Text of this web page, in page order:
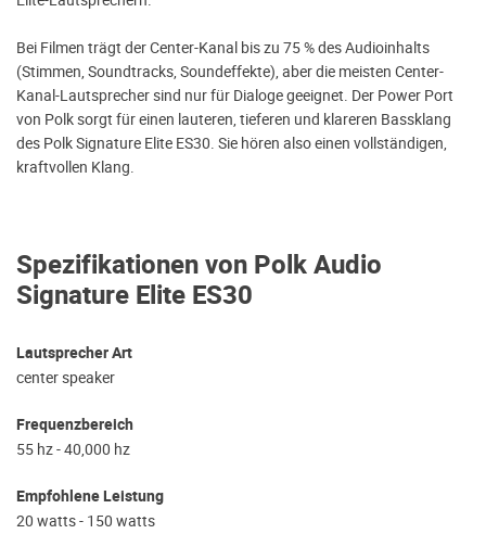
Spezifikationen von Polk Audio
Signature Elite ES30
Lautsprecher Art
center speaker
Frequenzbereich
55 hz - 40,000 hz
Empfohlene Leistung
20 watts - 150 watts
Bei Filmen trägt der Center-Kanal bis zu 75 % des Audioinhalts
(Stimmen, Soundtracks, Soundeffekte), aber die meisten Center-
Kanal-Lautsprecher sind nur für Dialoge geeignet. Der Power Port
von Polk sorgt für einen lauteren, tieferen und klareren Bassklang
des Polk Signature Elite ES30. Sie hören also einen vollständigen,
kraftvollen Klang.